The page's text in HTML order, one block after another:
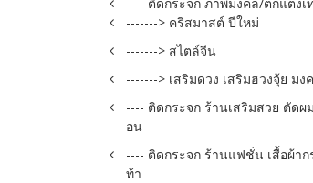
-------> คริสมาสต์ ปีใหม่
-------> สไตล์จีน
-------> เสริมดวง เสริมฮวงจุ้ย มง
---- ติดกระจก ร้านเสริมสวย ตัดผ
อน
---- ติดกระจก ร้านแฟชั่น เสื้อผ้าก
ท้า